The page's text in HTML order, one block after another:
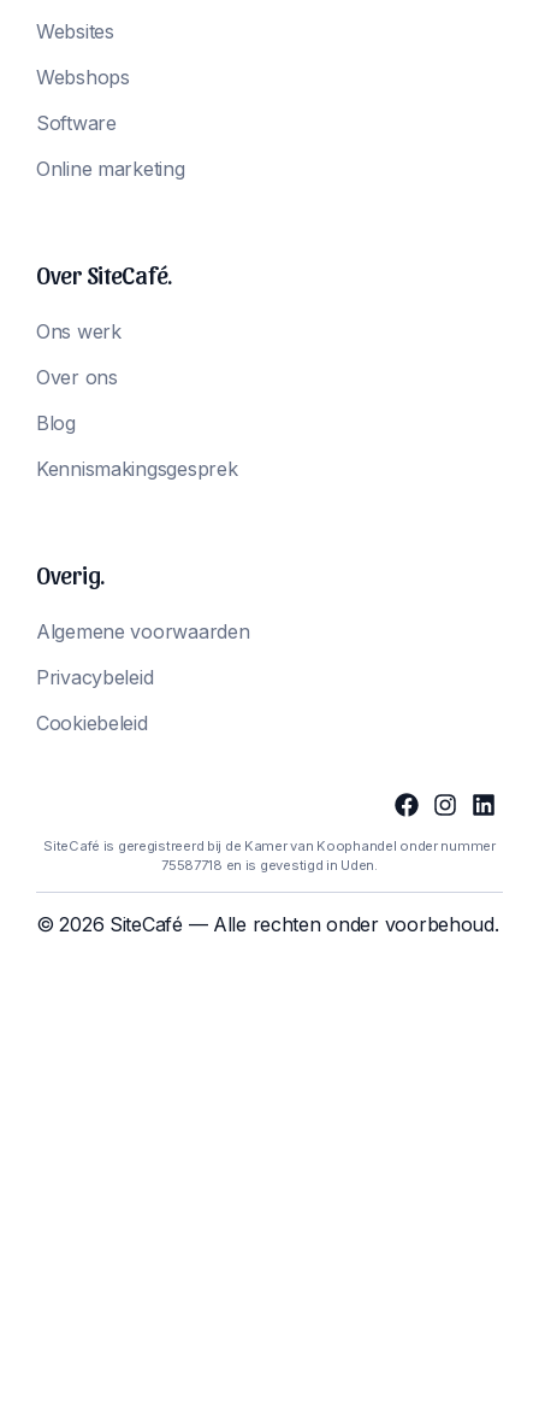
Websites
Webshops
Software
Online marketing
Over SiteCafé.
Ons werk
Over ons
Blog
Kennismakingsgesprek
Overig.
Algemene voorwaarden
Privacybeleid
Cookiebeleid
SiteCafé is geregistreerd bij de Kamer van Koophandel onder nummer
75587718 en is gevestigd in Uden.
© 2026 SiteCafé — Alle rechten onder voorbehoud.